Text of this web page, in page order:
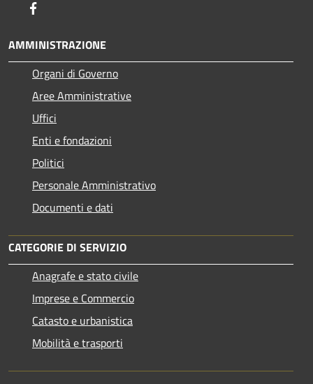
AMMINISTRAZIONE
Organi di Governo
Aree Amministrative
Uffici
Enti e fondazioni
Politici
Personale Amministrativo
Documenti e dati
CATEGORIE DI SERVIZIO
Anagrafe e stato civile
Imprese e Commercio
Catasto e urbanistica
Mobilità e trasporti